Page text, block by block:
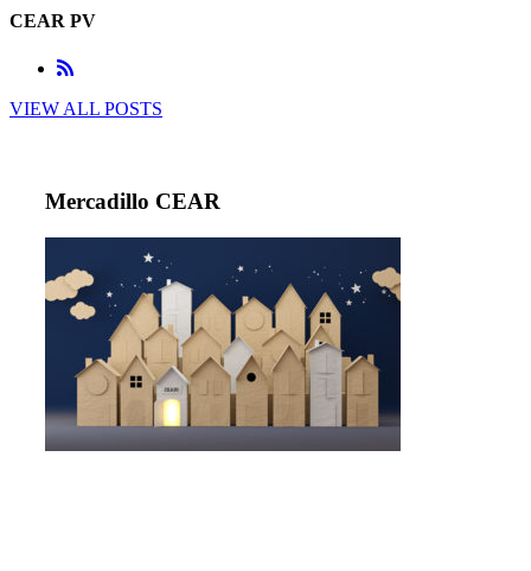
CEAR PV
VIEW ALL POSTS
Mercadillo CEAR